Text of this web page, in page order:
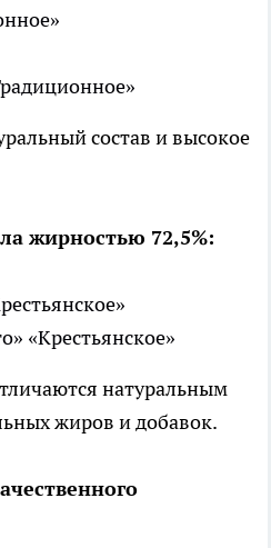
состав и высокое
жирностью 72,5%:
«Крестьянское»
натуральным
жиров и добавок.